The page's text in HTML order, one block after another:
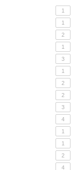
1
1
2
1
3
1
2
2
3
4
1
1
2
4